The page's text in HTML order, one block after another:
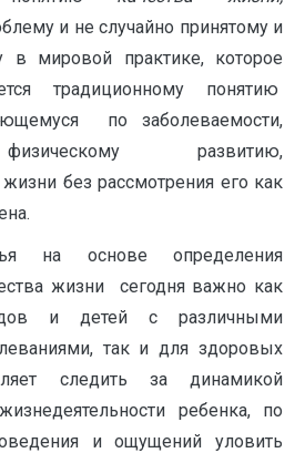
и не случайно принятому и
в мировой практике, которое
традиционному понятию
по заболеваемости,
развитию,
без рассмотрения его как
на основе определения
жизни сегодня важно как
и детей с различными
так и для здоровых
следить за динамикой
ребенка, по
и ощущений уловить